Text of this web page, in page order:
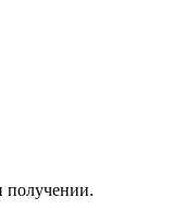
получении.